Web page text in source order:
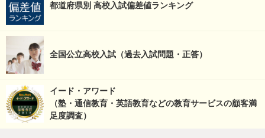
都道府県別 高校入試偏差値ランキング
全国公立高校入試（過去入試問題・正答）
イード・アワード
（塾・通信教育・英語教育などの教育サービスの顧客満
足度調査）